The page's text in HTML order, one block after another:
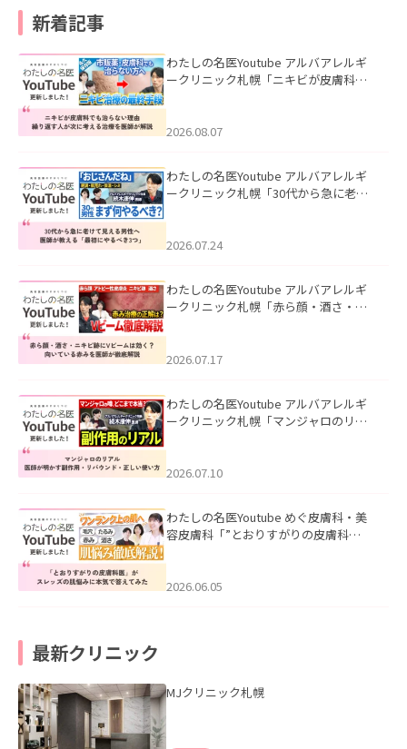
新着記事
わたしの名医Youtube アルバアレルギ
ークリニック札幌「ニキビが皮膚科で
ました。
2026.08.07
わたしの名医Youtube アルバアレルギ
ークリニック札幌「30代から急に老け
た。
2026.07.24
わたしの名医Youtube アルバアレルギ
ークリニック札幌「赤ら顔・酒さ・ニ
した。
2026.07.17
わたしの名医Youtube アルバアレルギ
ークリニック札幌「マンジャロのリア
た。
2026.07.10
わたしの名医Youtube めぐ皮膚科・美
容皮膚科「”とおりすがりの皮膚科
2026.06.05
最新クリニック
MJクリニック札幌